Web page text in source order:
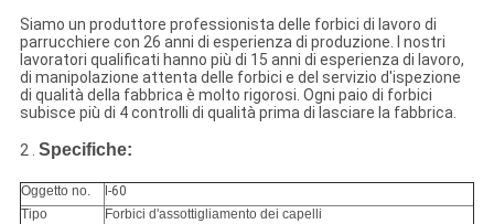
Siamo un produttore professionista delle forbici di lavoro di
parrucchiere con 26 anni di esperienza di produzione. I nostri
lavoratori qualificati hanno più di 15 anni di esperienza di lavoro,
di manipolazione attenta delle forbici e del servizio d'ispezione
di qualità della fabbrica è molto rigorosi. Ogni paio di forbici
subisce più di 4 controlli di qualità prima di lasciare la fabbrica.
2 . Specifiche:
Oggetto no.
I-60
Tipo
Forbici d'assottigliamento dei capelli